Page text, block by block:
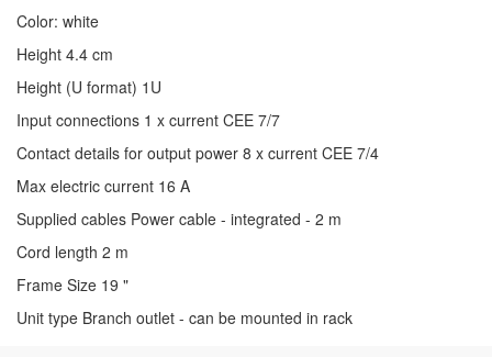
Color: white
Height 4.4 cm
Height (U format) 1U
Input connections 1 x current CEE 7/7
Contact details for output power 8 x current CEE 7/4
Max electric current 16 A
Supplied cables Power cable - integrated - 2 m
Cord length 2 m
Frame Size 19 "
Unit type Branch outlet - can be mounted in rack